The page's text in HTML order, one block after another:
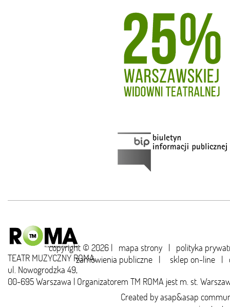
copyright © 2026 | mapa strony | polityka
zamówienia publiczne | sklep on-line |
TEATR MUZYCZNY ROMA,
ul. Nowogrodzka 49,
00-695 Warszawa | Organizatorem TM ROMA jest m. st.
Created byasap&asap